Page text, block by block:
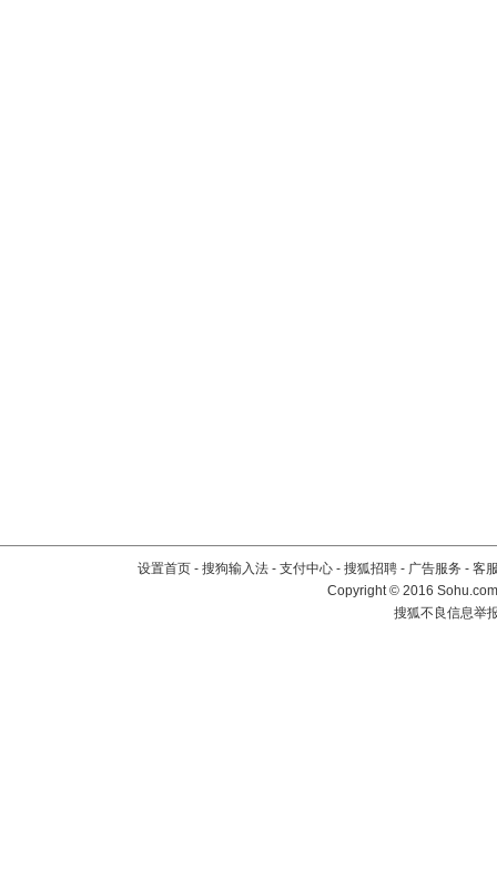
设置首页 - 搜狗输入法 - 支付中心 - 搜狐招聘 - 广告服务 - 客
Copyright©2016
搜狐不良信息举